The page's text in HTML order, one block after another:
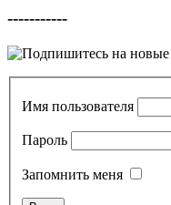
-----------
Имя пользователя
Пароль
Запомнить меня